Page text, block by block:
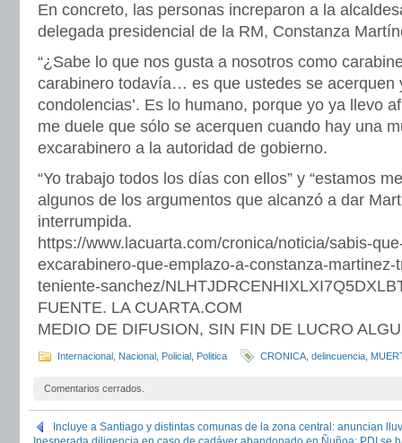
En concreto, las personas increparon a la
delegada presidencial de la RM, Constanza
“¿Sabe lo que nos gusta a nosotros como
carabinero todavía… es que ustedes se acerquen
condolencias’. Es lo humano, porque yo ya llevo
me duele que sólo se acerquen cuando hay una
excarabinero a la autoridad de gobierno.
“Yo trabajo todos los días con ellos” y “estamos
algunos de los argumentos que alcanzó a dar
interrumpida.
https://www.lacuarta.com/cronica/noticia/sabis-
excarabinero-que-emplazo-a-constanza-martinez-
teniente-sanchez/
FUENTE. LA CUARTA.COM
MEDIO DE DIFUSION, SIN FIN DE LUCRO
Internacional Nacional Policial Politica CRONICA delincuencia
Comentarios cerrados.
Incluye a Santiago y distintas comunas de la zona central: anuncian